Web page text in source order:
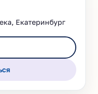
Екатеринбург